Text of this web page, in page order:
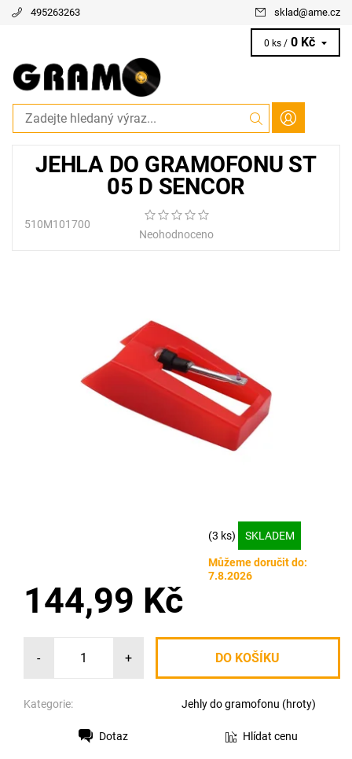
495263263 sklad@ame.cz
0 ks / 0 Kč
JEHLA DO GRAMOFONU ST
05 D SENCOR
510M101700
Neohodnoceno
(3 ks) SKLADEM
Můžeme doručit do:
7.8.2026
144,99 Kč
- +
Kategorie: Jehly do gramofonu (hroty)
Dotaz Hlídat cenu